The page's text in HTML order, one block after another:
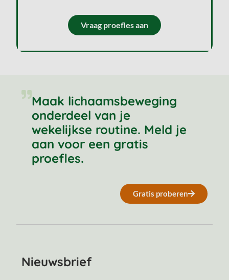
Vraag proefles aan
Maak lichaamsbeweging
onderdeel van je
wekelijkse routine. Meld je
aan voor een gratis
proefles.
Gratis proberen
Nieuwsbrief